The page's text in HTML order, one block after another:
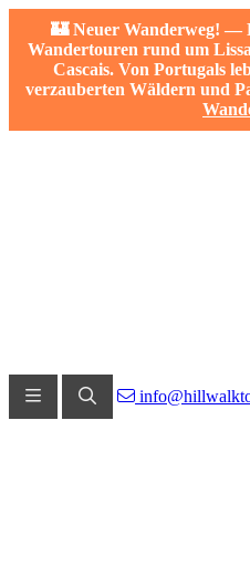
🏰 Neuer Wanderweg! —
Wandertouren rund um
Cascais. Von Portugals
verzauberten Wäldern und